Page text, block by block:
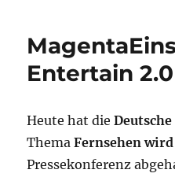
Entertain 2.0
Heute hat dieDeutsche
ThemaFernsehen
Pressekonferenz